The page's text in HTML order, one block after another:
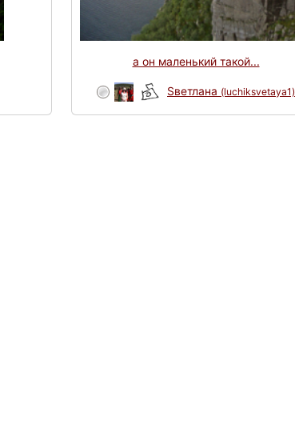
а он маленький такой...
Sветлана (luchiksvetaya1)